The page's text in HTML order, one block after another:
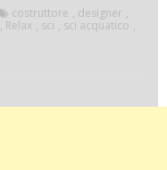
Zo
costruttore , designer ,
, Relax , sci , sci acquatico ,